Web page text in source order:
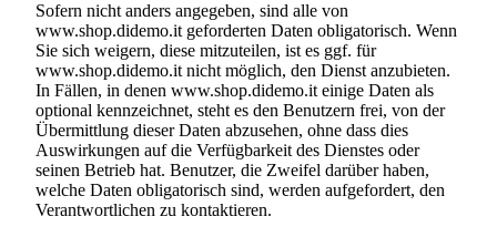
Sofern nicht anders angegeben, sind alle von
www.shop.didemo.it geforderten Daten obligatorisch. Wenn
Sie sich weigern, diese mitzuteilen, ist es ggf. für
www.shop.didemo.it nicht möglich, den Dienst anzubieten.
In Fällen, in denen www.shop.didemo.it einige Daten als
optional kennzeichnet, steht es den Benutzern frei, von der
Übermittlung dieser Daten abzusehen, ohne dass dies
Auswirkungen auf die Verfügbarkeit des Dienstes oder
seinen Betrieb hat. Benutzer, die Zweifel darüber haben,
welche Daten obligatorisch sind, werden aufgefordert, den
Verantwortlichen zu kontaktieren.